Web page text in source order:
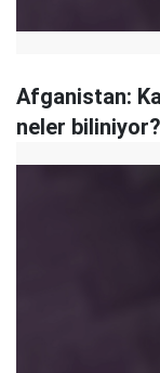
Afganistan:
neler biliniyor?